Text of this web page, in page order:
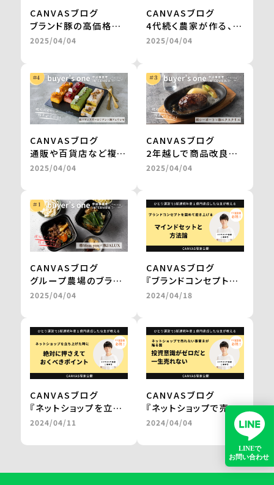
CANVASブログ
ブランド豚の高価格帯
ギフトが、お取り寄せグ
の開発も進行中
＜from buyer’s
one＞
2025/04/04
CANVASブログ
4代続く農家が作る、無
農薬栽培・天日干しの
～600食を継続販売
＜from buyer’s
one＞
2025/04/04
CANVASブログ
通販や百貨店など複数
社との商品開発が一気
拡大を実現 ＜from
buyer’s one＞
2025/04/04
CANVASブログ
2年越しで商品改良に
取り組み、百貨店のギ
実現 ＜from
buyer’s one＞
2025/04/04
CANVASブログ
グループ農場のブラン
ド和牛を、レンジアップ
百貨店やJALの通販で
の販売を実現
＜from buyer’s
one＞
2025/04/04
CANVASブログ
『ブランドコンセプトを
固めて磨き上げる
by 三浦卓也氏
2024/04/18
CANVASブログ
『ネットショップを立ち
上げた時に
きポイント。』
2024/04/11
CANVASブログ
『ネットショップで売れ
ない事業主が陥る罠。
投資意識がゼロだと一
生売れない。』
2024/04/04